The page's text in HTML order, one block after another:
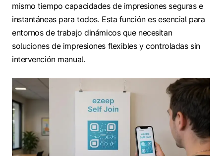
mismo tiempo capacidades de impresiones seguras e
instantáneas para todos. Esta función es esencial para
entornos de trabajo dinámicos que necesitan
soluciones de impresiones flexibles y controladas sin
intervención manual.